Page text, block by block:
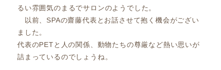
るい雰囲気のまるでサロンのようでした。
以前、SPAの齋藤代表とお話させて抱く機会がござい
ました。
代表のPETと人の関係、動物たちの尊厳など熱い思いが
詰まっているのでしょうね。